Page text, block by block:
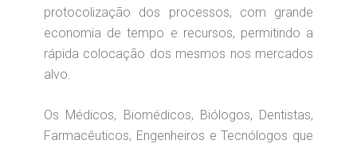
protocolização dos processos, com grande
economia de tempo e recursos, permitindo a
rápida colocação dos mesmos nos mercados
alvo.
Os Médicos, Biomédicos, Biólogos, Dentistas,
Farmacêuticos, Engenheiros e Tecnólogos que